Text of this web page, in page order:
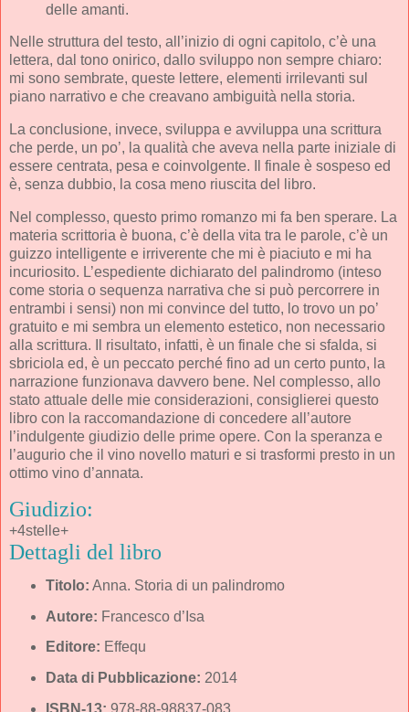
delle amanti.
Nelle struttura del testo, all’inizio di ogni capitolo, c’è una
lettera, dal tono onirico, dallo sviluppo non sempre chiaro:
mi sono sembrate, queste lettere, elementi irrilevanti sul
piano narrativo e che creavano ambiguità nella storia.
La conclusione, invece, sviluppa e avviluppa una scrittura
che perde, un po’, la qualità che aveva nella parte iniziale di
essere centrata, pesa e coinvolgente. Il finale è sospeso ed
è, senza dubbio, la cosa meno riuscita del libro.
Nel complesso, questo primo romanzo mi fa ben sperare. La
materia scrittoria è buona, c’è della vita tra le parole, c’è un
guizzo intelligente e irriverente che mi è piaciuto e mi ha
incuriosito. L’espediente dichiarato del palindromo (inteso
come storia o sequenza narrativa che si può percorrere in
entrambi i sensi) non mi convince del tutto, lo trovo un po’
gratuito e mi sembra un elemento estetico, non necessario
alla scrittura. Il risultato, infatti, è un finale che si sfalda, si
sbriciola ed, è un peccato perché fino ad un certo punto, la
narrazione funzionava davvero bene. Nel complesso, allo
stato attuale delle mie considerazioni, consiglierei questo
libro con la raccomandazione di concedere all’autore
l’indulgente giudizio delle prime opere. Con la speranza e
l’augurio che il vino novello maturi e si trasformi presto in un
ottimo vino d’annata.
Giudizio:
+4stelle+
Dettagli del libro
Titolo: Anna. Storia di un palindromo
Autore: Francesco d’Isa
Editore: Effequ
Data di Pubblicazione: 2014